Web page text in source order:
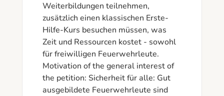
Weiterbildungen teilnehmen,
zusätzlich einen klassischen Erste-
Hilfe-Kurs besuchen müssen, was
Zeit und Ressourcen kostet - sowohl
für freiwilligen Feuerwehrleute.
Motivation of the general interest of
the petition: Sicherheit für alle: Gut
ausgebildete Feuerwehrleute sind